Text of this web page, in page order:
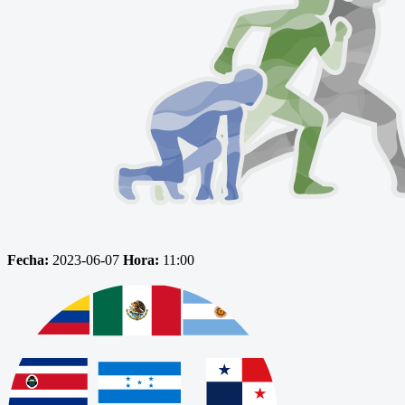
Fecha: 2023-06-07 Hora: 11:00